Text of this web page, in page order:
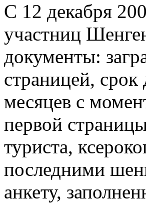
С 12 декабря
участниц
документы:
страницей, срок
месяцев с
первой
туриста,
последними
анкету,